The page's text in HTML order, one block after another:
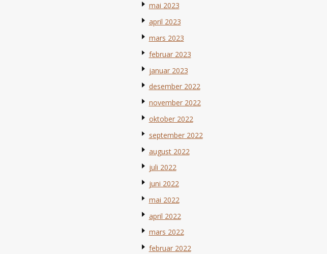
mai 2023
april 2023
mars 2023
februar 2023
januar 2023
desember 2022
november 2022
oktober 2022
september 2022
august 2022
juli 2022
juni 2022
mai 2022
april 2022
mars 2022
februar 2022